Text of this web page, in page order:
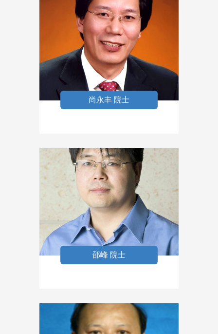
尚永丰 院士
邵峰 院士